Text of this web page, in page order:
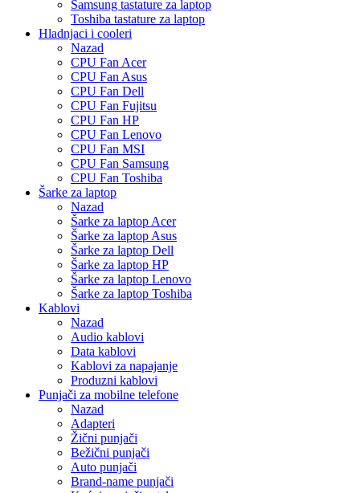
Samsung tastature za laptop
Toshiba tastature za laptop
Hladnjaci i cooleri
Nazad
CPU Fan Acer
CPU Fan Asus
CPU Fan Dell
CPU Fan Fujitsu
CPU Fan HP
CPU Fan Lenovo
CPU Fan MSI
CPU Fan Samsung
CPU Fan Toshiba
Šarke za laptop
Nazad
Šarke za laptop Acer
Šarke za laptop Asus
Šarke za laptop Dell
Šarke za laptop HP
Šarke za laptop Lenovo
Šarke za laptop Toshiba
Kablovi
Nazad
Audio kablovi
Data kablovi
Kablovi za napajanje
Produzni kablovi
Punjači za mobilne telefone
Nazad
Adapteri
Žični punjači
Bežični punjači
Auto punjači
Brand-name punjači